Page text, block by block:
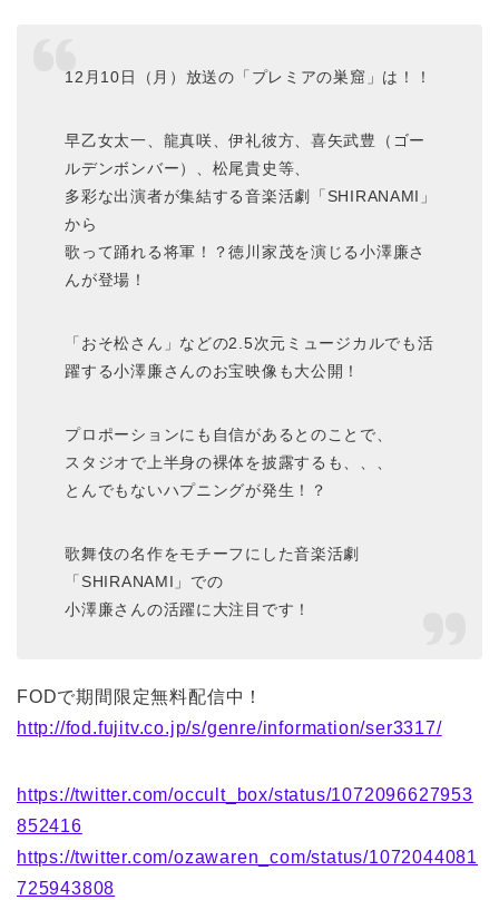
12月10日（月）放送の「プレミアの巣窟」は！！
早乙女太一、龍真咲、伊礼彼方、喜矢武豊（ゴー
ルデンボンバー）、松尾貴史等、
多彩な出演者が集結する音楽活劇「SHIRANAMI」
から
歌って踊れる将軍！？徳川家茂を演じる小澤廉さ
んが登場！
「おそ松さん」などの2.5次元ミュージカルでも活
躍する小澤廉さんのお宝映像も大公開！
プロポーションにも自信があるとのことで、
スタジオで上半身の裸体を披露するも、、、
とんでもないハプニングが発生！？
歌舞伎の名作をモチーフにした音楽活劇
「SHIRANAMI」での
小澤廉さんの活躍に大注目です！
FODで期間限定無料配信中！
http://fod.fujitv.co.jp/s/genre/information/ser3317/
https://twitter.com/occult_box/status/1072096627953
852416
https://twitter.com/ozawaren_com/status/1072044081
725943808